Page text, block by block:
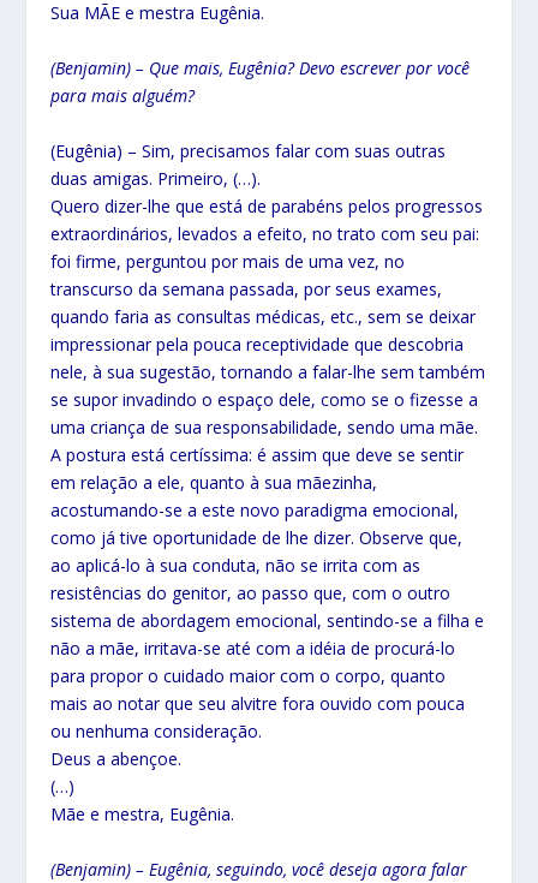
Sua MÃE e mestra Eugênia.
(Benjamin) – Que mais, Eugênia? Devo escrever por você
para mais alguém?
(Eugênia) – Sim, precisamos falar com suas outras
duas amigas. Primeiro, (…).
Quero dizer-lhe que está de parabéns pelos progressos
extraordinários, levados a efeito, no trato com seu pai:
foi firme, perguntou por mais de uma vez, no
transcurso da semana passada, por seus exames,
quando faria as consultas médicas, etc., sem se deixar
impressionar pela pouca receptividade que descobria
nele, à sua sugestão, tornando a falar-lhe sem também
se supor invadindo o espaço dele, como se o fizesse a
uma criança de sua responsabilidade, sendo uma mãe.
A postura está certíssima: é assim que deve se sentir
em relação a ele, quanto à sua mãezinha,
acostumando-se a este novo paradigma emocional,
como já tive oportunidade de lhe dizer. Observe que,
ao aplicá-lo à sua conduta, não se irrita com as
resistências do genitor, ao passo que, com o outro
sistema de abordagem emocional, sentindo-se a filha e
não a mãe, irritava-se até com a idéia de procurá-lo
para propor o cuidado maior com o corpo, quanto
mais ao notar que seu alvitre fora ouvido com pouca
ou nenhuma consideração.
Deus a abençoe.
(…)
Mãe e mestra, Eugênia.
(Benjamin) – Eugênia, seguindo, você deseja agora falar